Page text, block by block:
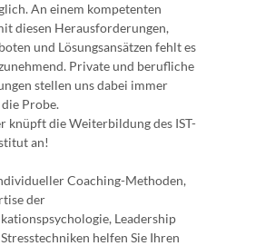
An einem kompetenten
diesen Herausforderungen,
und Lösungsansätzen fehlt es
Private und berufliche
stellen uns dabei immer
Probe.
knüpft die Weiterbildung des IST-
an!
Coaching-Methoden,
der
Leadership
helfen Sie Ihren